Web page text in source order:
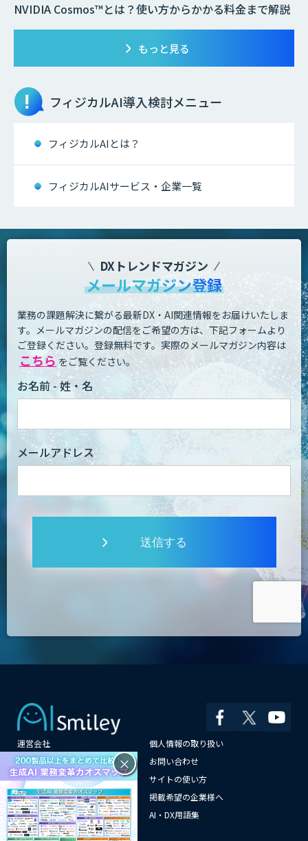
NVIDIA Cosmos™とは？使い方からかかる料金まで解説
もっと見る
フィジカルAI導入検討メニュー
フィジカルAIとは？
フィジカルAIサービス・企業一覧
DXトレンドマガジン
メールマガジン登録
業務の課題解決に繋がる最新DX・AI関連情報をお届けいたしま
す。 メールマガジンの配信をご希望の方は、下記フォームより
ご登録ください。登録無料です。 実際のメールマガジン内容は
こちら をご覧ください。
お名前 - 姓・名
メールアドレス
送信する
運営会社
個人情報の取り扱い
よくある質問
お問い合わせ
メールマガジン登録
サイトの使い方
情報提供はこちらから
掲載希望の企業様へ
AI企業一覧
AI・DX用語集
サイトマップ
×